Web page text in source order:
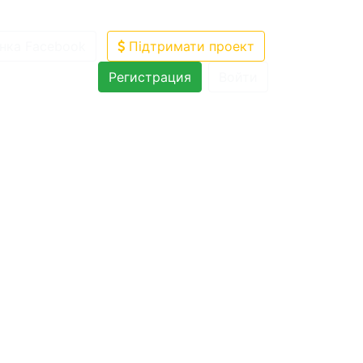
Підтримати проект
Регистрация